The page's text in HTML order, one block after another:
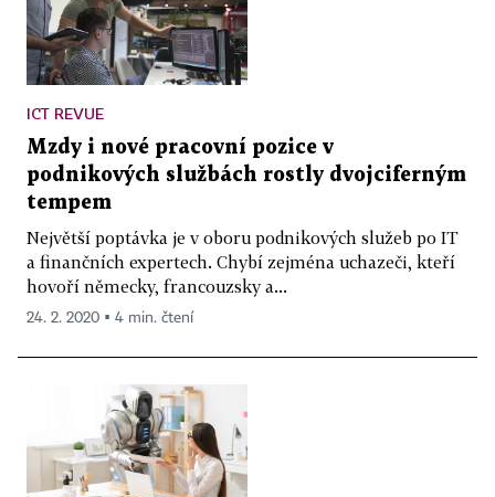
ICT REVUE
Mzdy i nové pracovní pozice v
podnikových službách rostly dvojciferným
tempem
Největší poptávka je v oboru podnikových služeb po IT
a finančních expertech. Chybí zejména uchazeči, kteří
hovoří německy, francouzsky a...
24. 2. 2020 ▪ 4 min. čtení